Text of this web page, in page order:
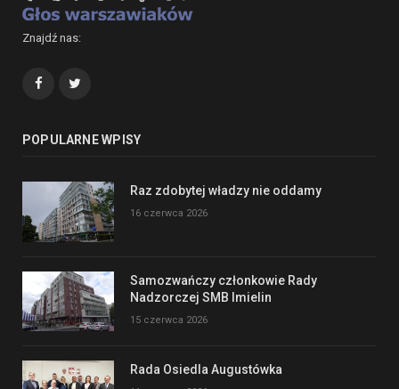
Znajdź nas:
Facebook
POPULARNE WPISY
Raz zdobytej władzy nie oddamy
16 czerwca 2026
Samozwańczy członkowie Rady
Nadzorczej SMB Imielin
15 czerwca 2026
Rada Osiedla Augustówka